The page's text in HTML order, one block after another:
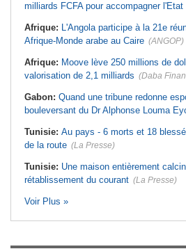
milliards FCFA pour accompagner l'Etat
Afrique: L'Angola participe à la 21e
Afrique-Monde arabe au Caire (ANGOP)
Afrique: Moove lève 250 millions de
valorisation de 2,1 milliards (Daba
Gabon: Quand une tribune redonne
bouleversant du Dr Alphonse Louma
Tunisie: Au pays - 6 morts et 18
de la route (La Presse)
Tunisie: Une maison entièrement
rétablissement du courant (La Presse)
Voir Plus »